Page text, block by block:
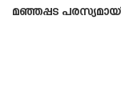
മഞ്ഞപ്പട